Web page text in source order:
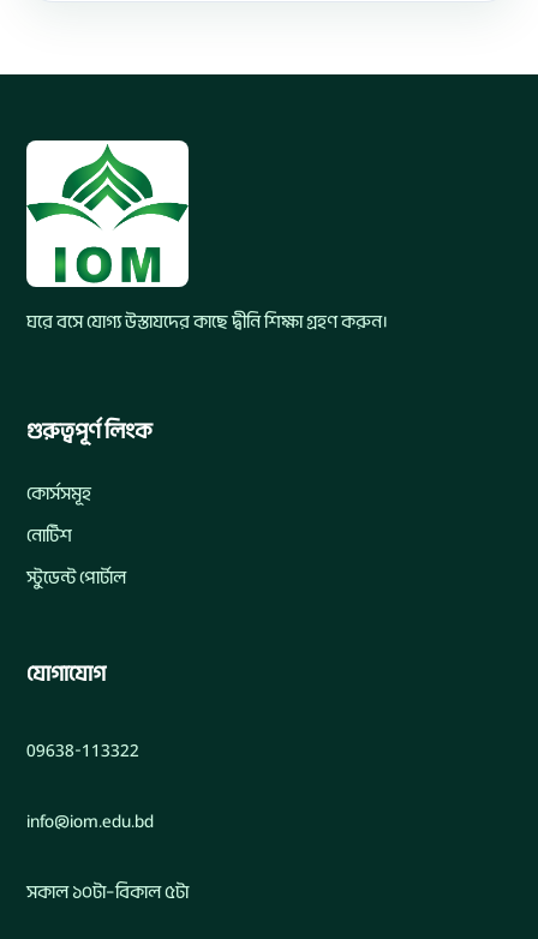
ঘরে বসে যোগ্য উস্তাযদের কাছে দ্বীনি শিক্ষা গ্রহণ করুন।
গুরুত্বপূর্ণ লিংক
কোর্সসমূহ
নোটিশ
স্টুডেন্ট পোর্টাল
যোগাযোগ
09638-113322
info@iom.edu.bd
সকাল ১০টা–বিকাল ৫টা